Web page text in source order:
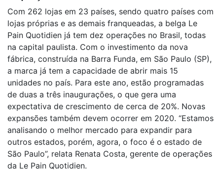
Com 262 lojas em 23 países, sendo quatro países com
lojas próprias e as demais franqueadas, a belga Le
Pain Quotidien já tem dez operações no Brasil, todas
na capital paulista. Com o investimento da nova
fábrica, construída na Barra Funda, em São Paulo (SP),
a marca já tem a capacidade de abrir mais 15
unidades no país. Para este ano, estão programadas
de duas a três inaugurações, o que gera uma
expectativa de crescimento de cerca de 20%. Novas
expansões também devem ocorrer em 2020. “Estamos
analisando o melhor mercado para expandir para
outros estados, porém, agora, o foco é o estado de
São Paulo”, relata Renata Costa, gerente de operações
da Le Pain Quotidien.